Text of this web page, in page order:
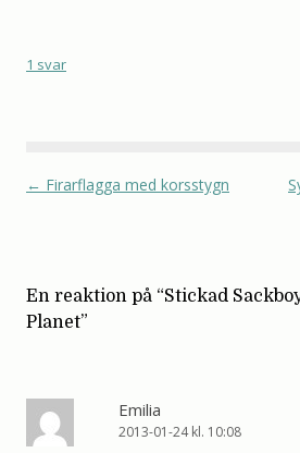
1 svar
Inläggsnavigering
← Firarflagga med korsstygn
En reaktion på “Stickad
Planet”
Emilia
2013-01-24 kl. 10:08